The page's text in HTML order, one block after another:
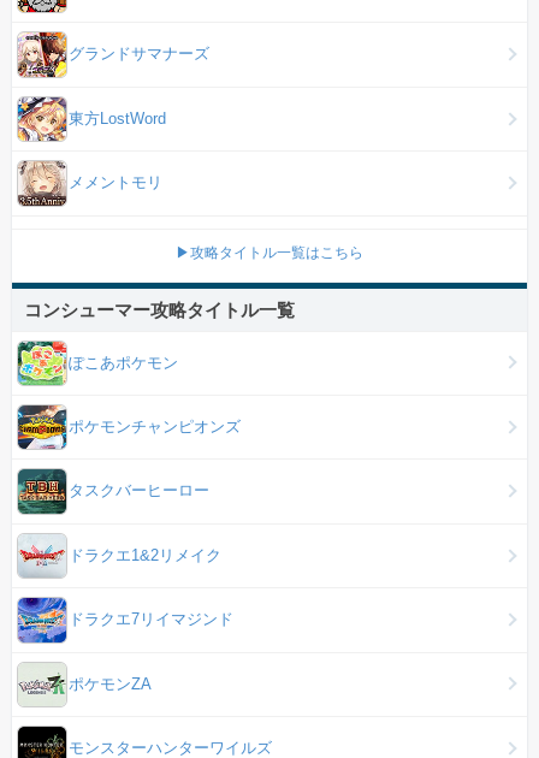
グランドサマナーズ
東方LostWord
メメントモリ
▶攻略タイトル一覧はこちら
コンシューマー攻略タイトル一覧
ぽこあポケモン
ポケモンチャンピオンズ
タスクバーヒーロー
ドラクエ1&2リメイク
ドラクエ7リイマジンド
ポケモンZA
モンスターハンターワイルズ